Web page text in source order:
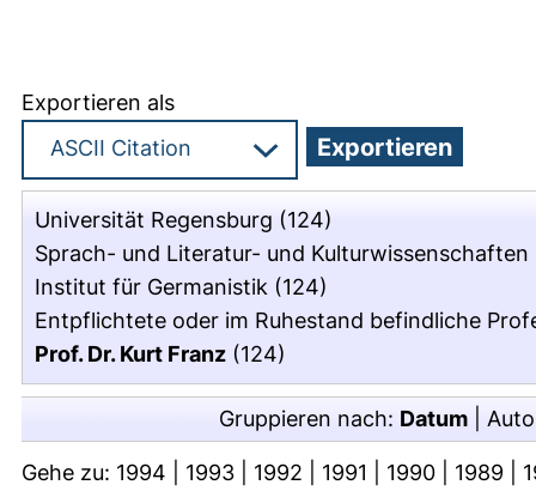
Exportieren als
Universität Regensburg (124)
Sprach- und Literatur- und Kulturwissenschaften
Institut für Germanistik (124)
Entpflichtete oder im Ruhestand befindliche
Prof. Dr. Kurt Franz (124)
Gruppieren nach: Datum
Gehe zu: 1994 1993 1992 1991 1990 1989